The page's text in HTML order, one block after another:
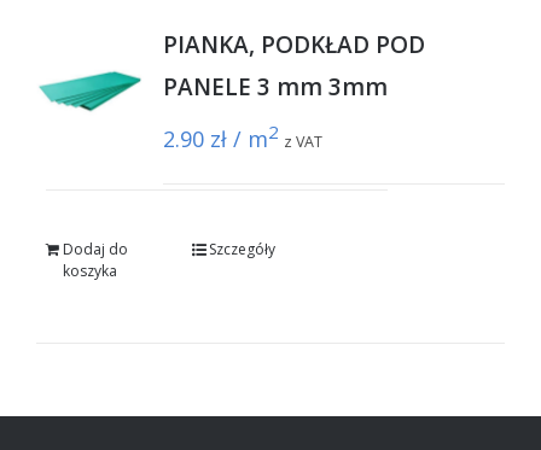
PIANKA, PODKŁAD POD
PANELE 3 mm 3mm
2.90 zł / m2 z VAT
Dodaj do
koszyka
Szczegóły